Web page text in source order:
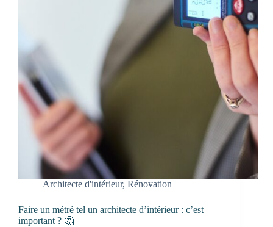
Architecte d'intérieur, Rénovation
Faire un métré tel un architecte d’intérieur : c’est
important ? 🤔